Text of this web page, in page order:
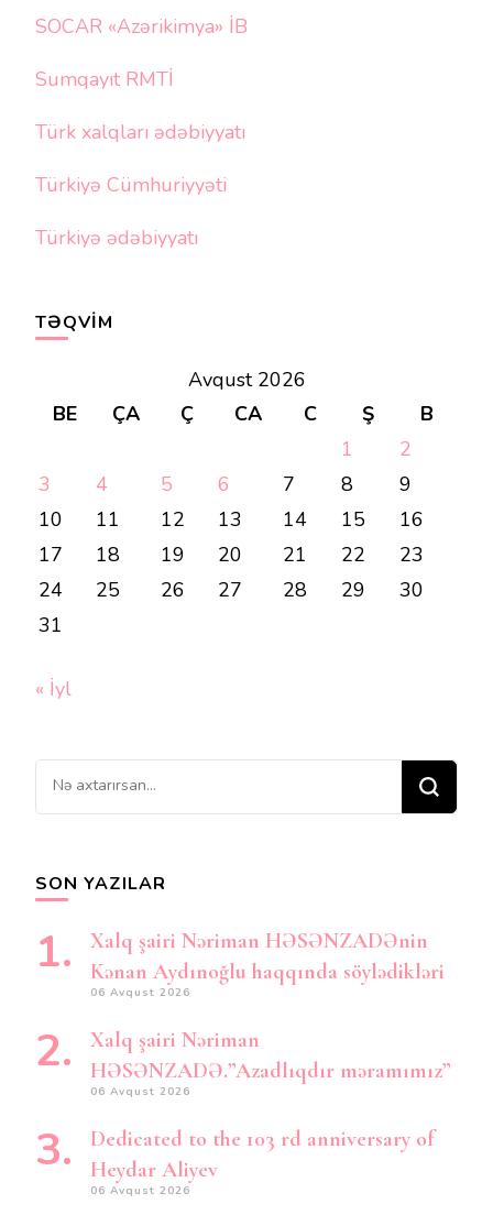
SOCAR «Azərikimya» İB
Sumqayıt RMTİ
Türk xalqları ədəbiyyatı
Türkiyə Cümhuriyyəti
Türkiyə ədəbiyyatı
TƏQVIM
Avqust 2026
BE
ÇA Ç CA C Ş
B
1
2
3
4 5 6 7 8
9
10
11 12 13 14 15
16
17
18 19 20 21 22
23
24
25 26 27 28 29
30
31
« İyl
Bir
şey
SON YAZILAR
Xalq şairi Nəriman HƏSƏNZADƏnin
Kənan Aydınoğlu haqqında söylədikləri
06 Avqust 2026
Xalq şairi Nəriman
HƏSƏNZADƏ.”Azadlıqdır məramımız”
06 Avqust 2026
Dedicated to the 103 rd anniversary of
Heydar Aliyev
06 Avqust 2026